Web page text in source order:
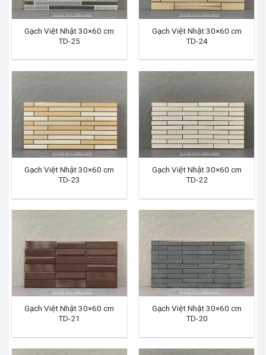
Gạch Việt Nhật 30×60 cm
TD-25
Gạch Việt Nhật 30×60 cm
TD-24
Gạch Việt Nhật 30×60 cm
TD-23
Gạch Việt Nhật 30×60 cm
TD-22
Gạch Việt Nhật 30×60 cm
TD-21
Gạch Việt Nhật 30×60 cm
TD-20